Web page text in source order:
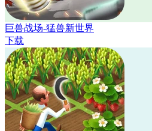
巨兽战场-猛兽新世界
下载